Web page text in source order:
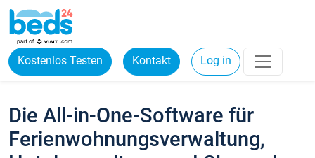
Kostenlos Testen Kontakt Log in
Die All-in-One-Software für
Ferienwohnungsverwaltung,